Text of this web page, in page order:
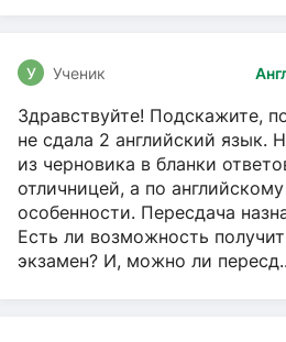
У Ученик
Здравствуйте! Подскажите,
не сдала 2 английский язык.
из черновика в бланки
отличницей, а по
особенности. Пересдача
Есть ли возможность
экзамен? И, можно ли